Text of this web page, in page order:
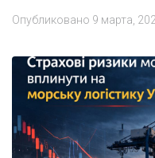
Опубликовано 9 марта,